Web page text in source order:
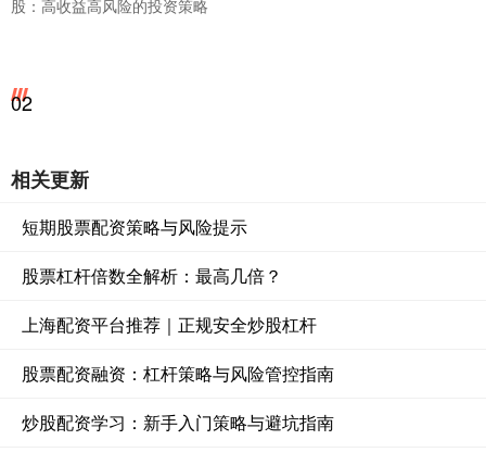
股：高收益高风险的投资策略
02
相关更新
短期股票配资策略与风险提示
股票杠杆倍数全解析：最高几倍？
上海配资平台推荐｜正规安全炒股杠杆
股票配资融资：杠杆策略与风险管控指南
炒股配资学习：新手入门策略与避坑指南